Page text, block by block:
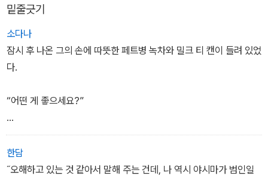
검문을 피해 달아나다 트럭에 치여 의식불명이 된다. 청년의 소지품
밑줄긋기
소다나
잠시 후 나온 그의 손에 따뜻한 페트병 녹차와 밀크 티 캔이 들려 있었
다.
“어떤 게 좋으세요?”
양쪽을 모두 내밀면서 그가 물었다.
“감사합니다. 녹차로 할게요.”
한담
˝오해하고 있는 것 같아서 말해 주는 건데, 나 역시 야시마가 범인일